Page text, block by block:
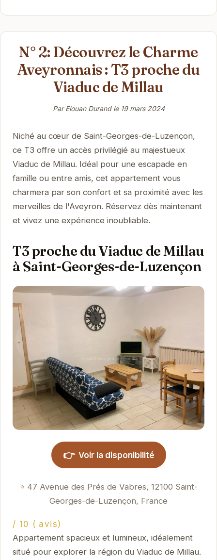
N° 2: Découvrez le Charme
Aveyronnais : T3 proche du
Viaduc de Millau
Par Elouan Durand le 19 mars 2024
Niché au cœur de Saint-Georges-de-Luzençon,
ce T3 offre un accès privilégié au majestueux
Viaduc de Millau. Idéal pour une escapade en
famille ou entre amis, cet appartement vous
charmera par son confort et sa proximité avec les
merveilles de l'Aveyron. Réservez dès maintenant
et vivez une expérience inoubliable.
T3 proche du Viaduc de Millau
à Saint-Georges-de-Luzençon
👉 Voir la disponibilité
47 Avenue des Prés de Vabres, 12100 Saint-
Georges-de-Luzençon, France
/ 10 ( avis)
Appartement spacieux et lumineux, idéalement
situé pour explorer la région du Viaduc de Millau.